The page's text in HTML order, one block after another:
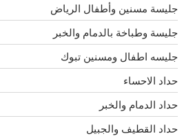
جليسة مسنين وأطفال الرياض
جليسة وطباخة بالدمام والخبر
جليسه اطفال ومسنين تبوك
حداد الاحساء
حداد الدمام والخبر
حداد القطيف والجبيل